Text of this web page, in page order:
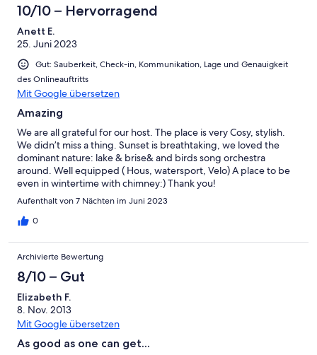
10/10 – Hervorragend
Anett E.
25. Juni 2023
Gut: Sauberkeit, Check-in, Kommunikation, Lage und Genauigkeit
des Onlineauftritts
Mit Google übersetzen
Amazing
We are all grateful for our host. The place is very Cosy, stylish.
We didn’t miss a thing. Sunset is breathtaking, we loved the
dominant nature: lake & brise& and birds song orchestra
around. Well equipped ( Hous, watersport, Velo) A place to be
even in wintertime with chimney:) Thank you!
Aufenthalt von 7 Nächten im Juni 2023
0
Archivierte Bewertung
8/10 – Gut
Elizabeth F.
8. Nov. 2013
Mit Google übersetzen
As good as one can get...